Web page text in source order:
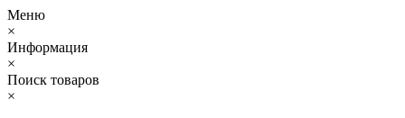
Меню
×
Информация
×
Поиск товаров
×